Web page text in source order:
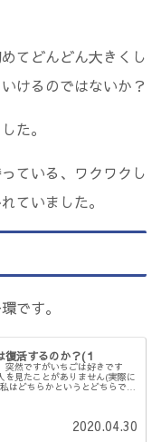
てどんどん大きくし
けるのではないか？
た。
ている、ワクワクし
ていました。
です。
復活するのか？(１
突然ですがいちごは好きです
を見たことがありません(実際に
はどちらかというとどちらでも
すが育てるのに興味を持った
2020.04.30